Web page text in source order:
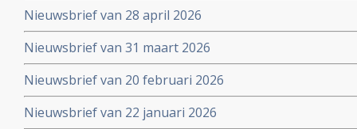
Nieuwsbrief van 28 april 2026
Nieuwsbrief van 31 maart 2026
Nieuwsbrief van 20 februari 2026
Nieuwsbrief van 22 januari 2026